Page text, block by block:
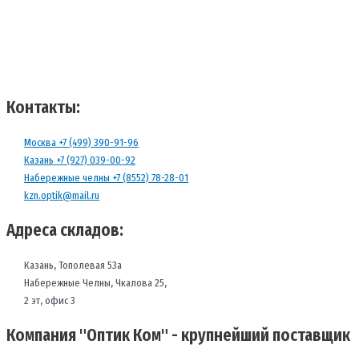
Контакты:
Москва +7 (499) 390-91-96
Казань +7 (927) 039-00-92
Набережные челны +7 (8552) 78-28-01
kzn.optik@mail.ru
Адреса складов:
Казань, Тополевая 53а
Набережные Челны, Чкалова 25,
2 эт, офис 3
Компания "Оптик Ком" - крупнейший поставщик